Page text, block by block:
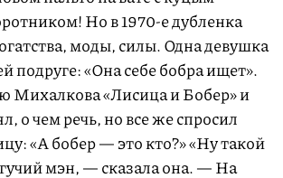
Но в 1970-е дубленка
моды, силы. Одна девушка
подруге: «Она себе бобра ищет».
Михалкова «Лисица и Бобер» и
о чем речь, но все же спросил
«А бобер — это кто?» «Ну такой
мэн, — сказала она. — На